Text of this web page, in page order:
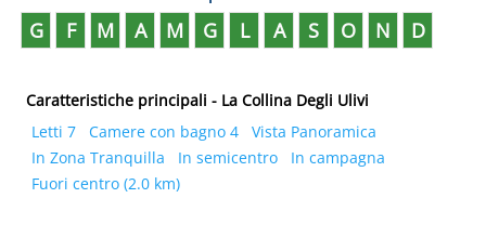
G F M A M G L A S O N D
Caratteristiche principali - La Collina Degli Ulivi
Letti 7
Camere con bagno 4
Vista Panoramica
In Zona Tranquilla
In semicentro
In campagna
Fuori centro (2.0 km)